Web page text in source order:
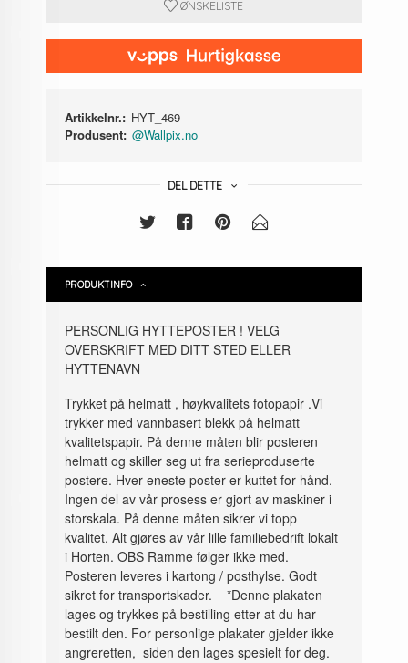
ØNSKELISTE
Artikkelnr.: HYT_469
Produsent: @Wallpix.no
DEL DETTE
PRODUKTINFO
PERSONLIG HYTTEPOSTER ! VELG
OVERSKRIFT MED DITT STED ELLER
HYTTENAVN
Trykket på helmatt , høykvalitets fotopapir .Vi
trykker med vannbasert blekk på helmatt
kvalitetspapir. På denne måten blir posteren
helmatt og skiller seg ut fra serieproduserte
postere. Hver eneste poster er kuttet for hånd.
Ingen del av vår prosess er gjort av maskiner i
storskala. På denne måten sikrer vi topp
kvalitet. Alt gjøres av vår lille familiebedrift lokalt
i Horten. OBS Ramme følger ikke med.
Posteren leveres i kartong / posthylse. Godt
sikret for transportskader. *Denne plakaten
lages og trykkes på bestilling etter at du har
bestilt den. For personlige plakater gjelder ikke
angreretten, siden den lages spesielt for deg.